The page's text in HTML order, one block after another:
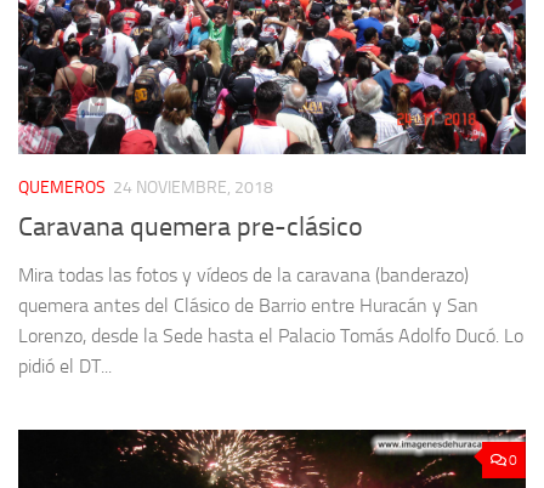
QUEMEROS 24 NOVIEMBRE, 2018
Caravana quemera pre-clásico
Mira todas las fotos y vídeos de la caravana (banderazo)
quemera antes del Clásico de Barrio entre Huracán y San
Lorenzo, desde la Sede hasta el Palacio Tomás Adolfo Ducó. Lo
pidió el DT...
0